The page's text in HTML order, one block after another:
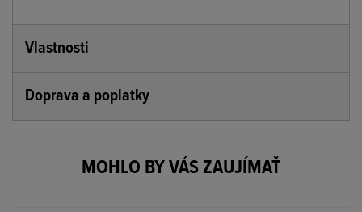
Vlastnosti
Doprava a poplatky
MOHLO BY VÁS ZAUJÍMAŤ